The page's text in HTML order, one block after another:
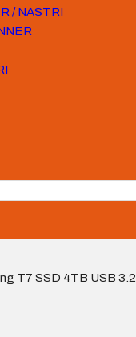
/ NASTRI
T7 SSD 4TB USB 3.2